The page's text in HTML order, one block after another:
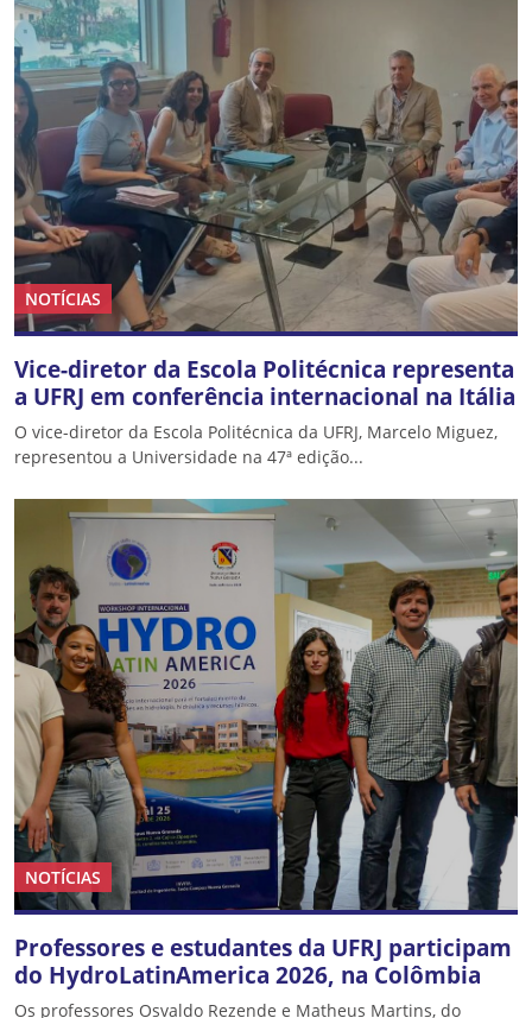
NOTÍCIAS
Vice-diretor da Escola Politécnica representa
a UFRJ em conferência internacional na Itália
O vice-diretor da Escola Politécnica da UFRJ, Marcelo Miguez,
representou a Universidade na 47ª edição...
NOTÍCIAS
Professores e estudantes da UFRJ participam
do HydroLatinAmerica 2026, na Colômbia
Os professores Osvaldo Rezende e Matheus Martins, do